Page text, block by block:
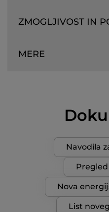
ZMOGLJIVOST IN
MERE
Navodila
Nova
List